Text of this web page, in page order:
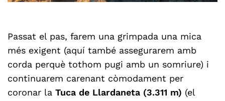
Passat el pas, farem una grimpada una mica
més exigent (aquí també assegurarem amb
corda perquè tothom pugi amb un somriure) i
continuarem carenant còmodament per
coronar la Tuca de Llardaneta (3.311 m) (el